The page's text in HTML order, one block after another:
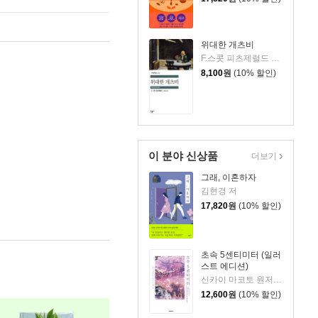
위대한 개츠비
8,100원 (10% 할인)
이 분야 신상품
그래, 이혼하자
김현경 저
17,820원 (10% 할인)
초속 5센티미터 (일러
스트 에디션)
신카이 마코토 원저/아키즈키 료 저/김혜리 역
12,600원 (10% 할인)
더보기